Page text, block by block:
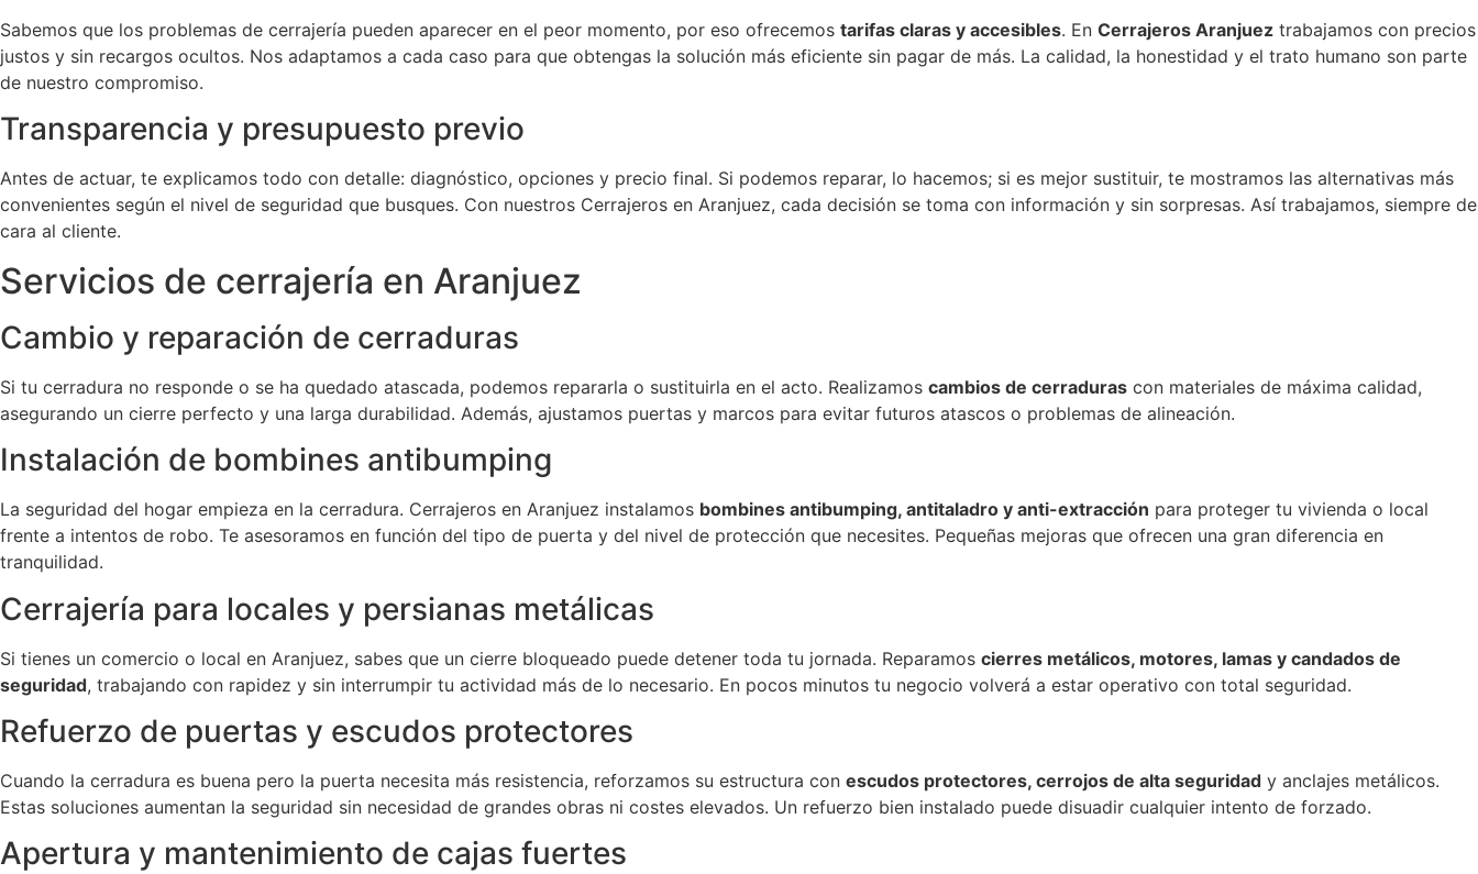
Sabemos que los problemas de cerrajería pueden aparecer en el peor momento, por eso ofrecemos tarifas claras y accesibles. En Cerrajeros Aranjuez trabajamos con precios
justos y sin recargos ocultos. Nos adaptamos a cada caso para que obtengas la solución más eficiente sin pagar de más. La calidad, la honestidad y el trato humano son parte
de nuestro compromiso.
Transparencia y presupuesto previo
Antes de actuar, te explicamos todo con detalle: diagnóstico, opciones y precio final. Si podemos reparar, lo hacemos; si es mejor sustituir, te mostramos las alternativas más
convenientes según el nivel de seguridad que busques. Con nuestros Cerrajeros en Aranjuez, cada decisión se toma con información y sin sorpresas. Así trabajamos, siempre de
cara al cliente.
Servicios de cerrajería en Aranjuez
Cambio y reparación de cerraduras
Si tu cerradura no responde o se ha quedado atascada, podemos repararla o sustituirla en el acto. Realizamos cambios de cerraduras con materiales de máxima calidad,
asegurando un cierre perfecto y una larga durabilidad. Además, ajustamos puertas y marcos para evitar futuros atascos o problemas de alineación.
Instalación de bombines antibumping
La seguridad del hogar empieza en la cerradura. Cerrajeros en Aranjuez instalamos bombines antibumping, antitaladro y anti-extracción para proteger tu vivienda o local
frente a intentos de robo. Te asesoramos en función del tipo de puerta y del nivel de protección que necesites. Pequeñas mejoras que ofrecen una gran diferencia en
tranquilidad.
Cerrajería para locales y persianas metálicas
Si tienes un comercio o local en Aranjuez, sabes que un cierre bloqueado puede detener toda tu jornada. Reparamos cierres metálicos, motores, lamas y candados de
seguridad, trabajando con rapidez y sin interrumpir tu actividad más de lo necesario. En pocos minutos tu negocio volverá a estar operativo con total seguridad.
Refuerzo de puertas y escudos protectores
Cuando la cerradura es buena pero la puerta necesita más resistencia, reforzamos su estructura con escudos protectores, cerrojos de alta seguridad y anclajes metálicos.
Estas soluciones aumentan la seguridad sin necesidad de grandes obras ni costes elevados. Un refuerzo bien instalado puede disuadir cualquier intento de forzado.
Apertura y mantenimiento de cajas fuertes